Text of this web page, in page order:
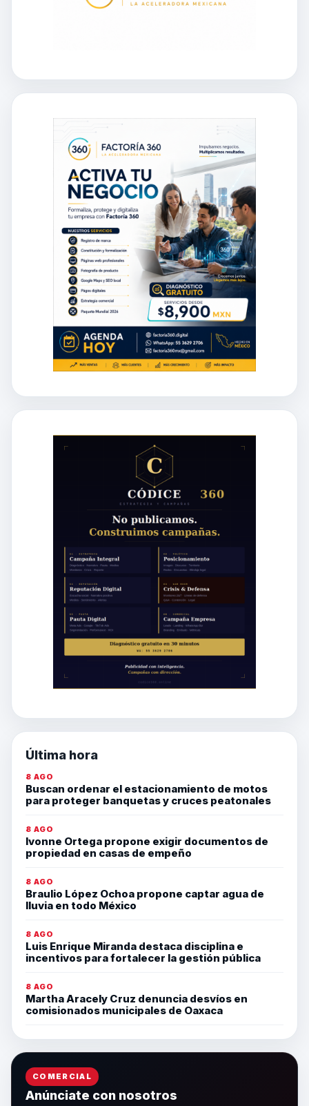
Última hora
8 AGO
Buscan ordenar el estacionamiento de motos
para proteger banquetas y cruces peatonales
8 AGO
Ivonne Ortega propone exigir documentos de
propiedad en casas de empeño
8 AGO
Braulio López Ochoa propone captar agua de
lluvia en todo México
8 AGO
Luis Enrique Miranda destaca disciplina e
incentivos para fortalecer la gestión pública
8 AGO
Martha Aracely Cruz denuncia desvíos en
comisionados municipales de Oaxaca
COMERCIAL
Anúnciate con nosotros